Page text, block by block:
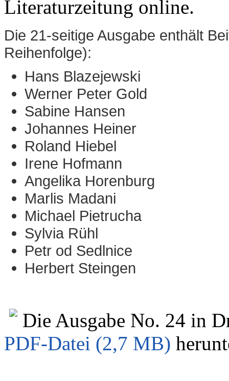
Literaturzeitung online.
Die 21-seitige Ausgabe enthält
Reihenfolge):
Hans Blazejewski
Werner Peter Gold
Sabine Hansen
Johannes Heiner
Roland Hiebel
Irene Hofmann
Angelika Horenburg
Marlis Madani
Michael Pietrucha
Sylvia Rühl
Petr od Sedlnice
Herbert Steingen
Die Ausgabe No. 24 in
PDF-Datei (2,7 MB)